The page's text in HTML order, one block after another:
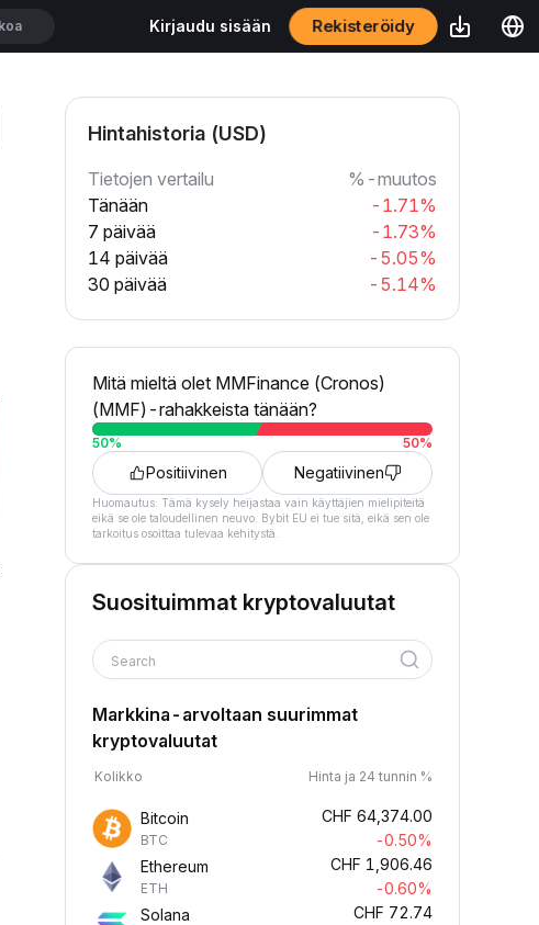
Kirjaudu sisään Rekisteröidy
Hintahistoria (USD)
Tietojen vertailu
%-muutos
Tänään
-1.71%
7 päivää
-1.73%
14 päivää
-5.05%
30 päivää
-5.14%
Mitä mieltä olet MMFinance (Cronos)
(MMF)-rahakkeista tänään?
50% 50%
Positiivinen Negatiivinen
Huomautus: Tämä kysely heijastaa vain käyttäjien mielipiteitä
eikä se ole taloudellinen neuvo. Bybit EU ei tue sitä, eikä sen ole
tarkoitus osoittaa tulevaa kehitystä.
Suosituimmat kryptovaluutat
Search
Markkina-arvoltaan suurimmat
kryptovaluutat
Kolikko Hinta ja 24 tunnin %
Bitcoin
BTC
CHF 64,374.00
-0.50%
Ethereum
ETH
CHF 1,906.46
-0.60%
Solana
CHF 72.74